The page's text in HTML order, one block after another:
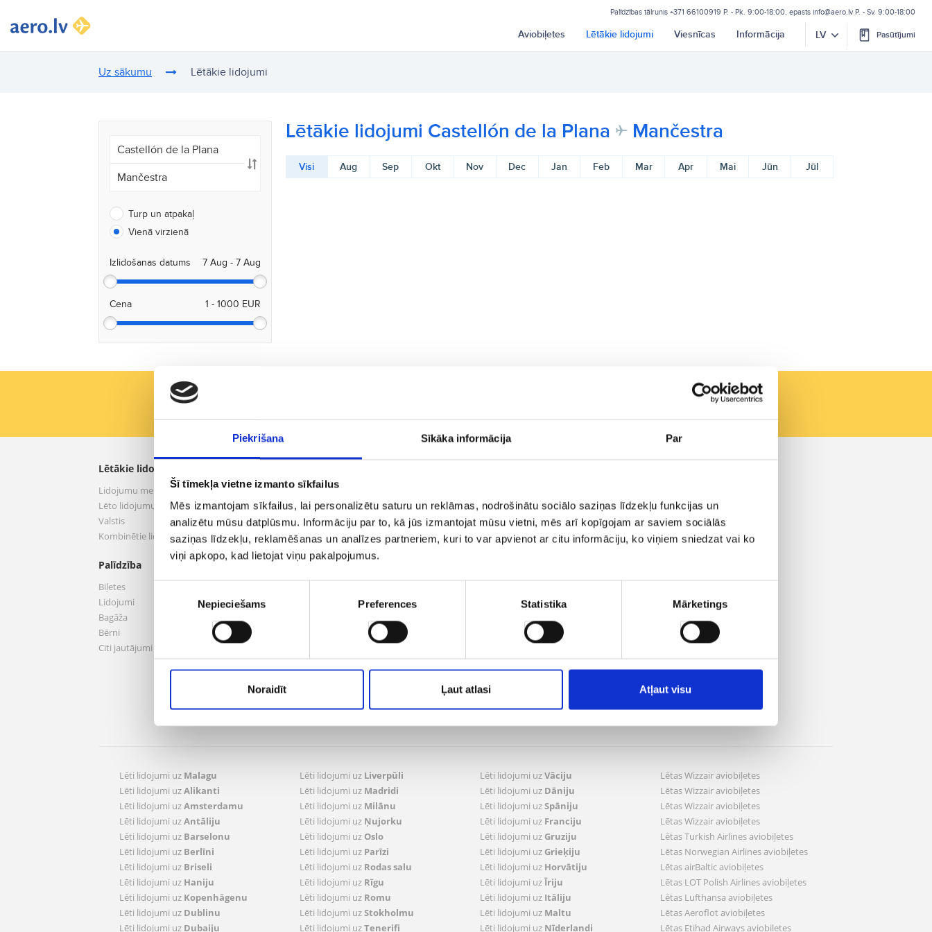
Piekrišana Sīkāka informācija Par
Šī tīmekļa vietne izmanto sīkfailus
Mēs izmantojam sīkfailus, lai personalizētu saturu un reklāmas, nodrošinātu sociālo saziņas līdzekļu funkcijas un
analizētu mūsu datplūsmu. Informāciju par to, kā jūs izmantojat mūsu vietni, mēs arī kopīgojam ar saviem sociālās
saziņas līdzekļu, reklamēšanas un analīzes partneriem, kuri to var apvienot ar citu informāciju, ko viņiem sniedzat vai ko
viņi apkopo, kad lietojat viņu pakalpojumus.
Nepieciešams Preferences Statistika Mārketings
Noraidīt Ļaut atlasi Atļaut visu
Palīdzības tālrunis +371 66100919 P. - Pk. 9:00-18:00, epasts info@aero.lv P. - Sv. 9:00-18:00
Aviobiļetes Lētākie lidojumi Viesnīcas Informācija LV Pasūtījumi
Uz sākumu Lētākie lidojumi
Turp un atpakaļ
Vienā virzienā
Izlidošanas datums
Cena
Lētākie lidojumi Castellón de la Plana Mančestra
Visi Aug Sep Okt Nov Dec Jan Feb Mar Apr Mai Jūn Jūl
Pirmie saņemiet labākos lētu lidojumu aero.lv piedāvājumus!
Lētākie lidojumi
Lidojumu meklēšana
Lēto lidojumu piedāvājumi
Valstis
Kombinētie lidojumi
Palīdzība
Biļetes
Lidojumi
Bagāža
Bērni
Citi jautājumi
Par mums
Nosacījumi un noteikumi
Privātuma politika
Pakalpojumu
Informācija
Viesnīcas
Internets ārzemēs
Logotipi un kontakti presei
Kandidātu privātuma politika
Mani pasūtījumi
Pārvaldīt pasūtījumus
Reģistrācija lidojumam
Sekojiet mums
info@aero.lv
+371 66100919
Zvani tiek pieņemti:
valodās:
Lēti lidojumi uz Malagu
Lēti lidojumi uzAlikanti
Lēti lidojumi uzAmsterdamu
Lēti lidojumi uzAntāliju
Lēti lidojumi uz Barselonu
Lēti lidojumi uz Berlīni
Lēti lidojumi uz Briseli
Lēti lidojumi uz Haniju
Lēti lidojumi uz Kopenhāgenu
Lēti lidojumi uz Dublinu
Lēti lidojumi uz Dubaiju
Lēti lidojumi uz Liverpūli
Lēti lidojumi uz Madridi
Lēti lidojumi uz Milānu
Lēti lidojumi uz Ņujorku
Lēti lidojumi uz Oslo
Lēti lidojumi uz Parīzi
Lēti lidojumi uz Rodas salu
Lēti lidojumi uz Rīgu
Lēti lidojumi uz Romu
Lēti lidojumi uzStokholmu
Lēti lidojumi uzTenerifi
Lēti lidojumi uzVāciju
Lēti lidojumi uz Dāniju
Lēti lidojumi uzSpāniju
Lēti lidojumi uz Franciju
Lēti lidojumi uz Gruziju
Lēti lidojumi uz Grieķiju
Lēti lidojumi uz Horvātiju
Lēti lidojumi uzĪriju
Lēti lidojumi uz Itāliju
Lēti lidojumi uz Maltu
Lēti lidojumi uz Nīderlandi
Lētas Wizzair aviobiļetes
Lētas Wizzair aviobiļetes
Lētas Wizzair aviobiļetes
Lētas Wizzair aviobiļetes
Lētas Turkish Airlines aviobiļetes
Lētas Norwegian Airlines aviobiļetes
Lētas airBaltic aviobiļetes
Lētas LOT Polish Airlines aviobiļetes
Lētas Lufthansa aviobiļetes
Lētas Aeroflot aviobiļetes
Lētas Etihad Airways aviobiļetes